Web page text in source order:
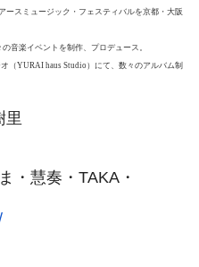
ースミュージック・フェスティバルを京都・大阪
音楽イベントを制作、プロデュース。
（YURAI haus Studio）にて、数々のアルバム制
里
・慧奏・TAKA・